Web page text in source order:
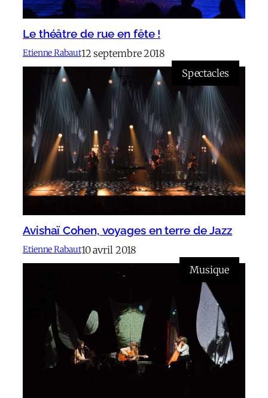
Le théâtre de rue en fête !
Etienne Rabaut12 septembre 2018
Spectacles
Avishaï Cohen, voyages en terre de Jazz
Etienne Rabaut10 avril 2018
Musique